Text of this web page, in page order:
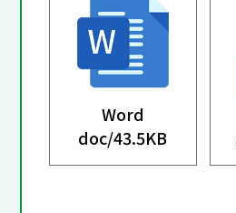
Word
doc/43.5KB